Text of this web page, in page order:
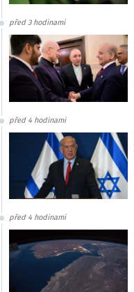
před 3 hodinami
před 4 hodinami
před 4 hodinami